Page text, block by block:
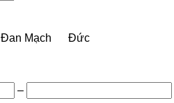
Đan Mạch
Đức
–